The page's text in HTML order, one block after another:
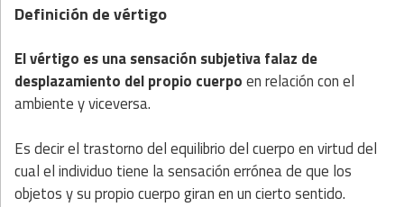
Definición de vértigo
El vértigo es una sensación subjetiva falaz de
desplazamiento del propio cuerpoen relación con el
ambiente y viceversa.
Es decir el trastorno del equilibrio del cuerpo en virtud del
cual el individuo tiene la sensación errónea de que los
objetos y su propio cuerpo giran en un cierto sentido.